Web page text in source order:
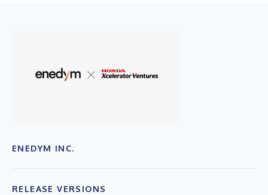
ENEDYM INC.
RELEASE VERSIONS